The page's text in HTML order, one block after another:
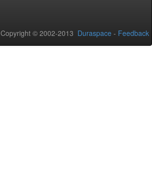
Copyright © 2002-2013 Duraspace - Feedback